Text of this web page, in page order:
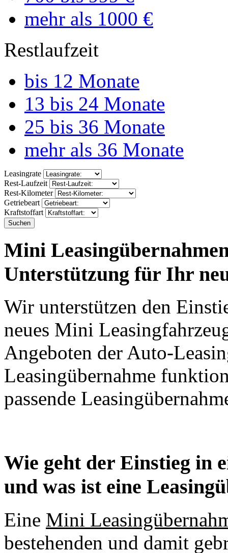
mehr als 1000 €
Restlaufzeit
bis 12 Monate
13 bis 24 Monate
25 bis 36 Monate
mehr als 36 Monate
Leasingrate
Rest-Laufzeit
Rest-Kilometer
Getriebeart
Kraftstoffart
Suchen
Mini
Unterstützung für Ihr
Wir unterstützen den
neues Mini
Angeboten der Auto-
Leasingübernahme
passende
Wie geht der Einstieg in
und was ist eine
Eine Mini
bestehenden und damit